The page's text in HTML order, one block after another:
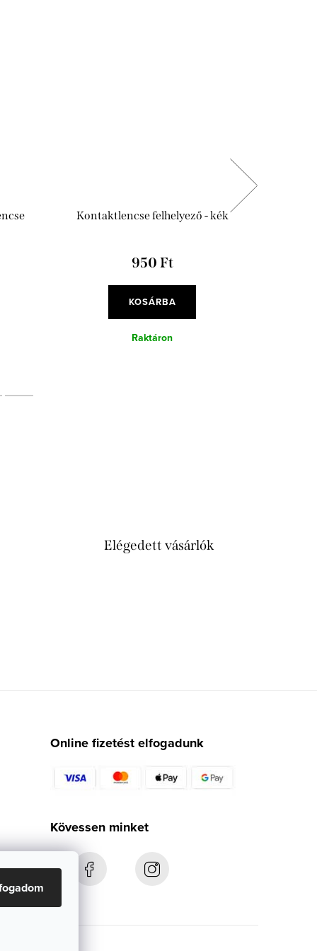
Kontaktlencse felhelyező - kék
950 Ft
KOSÁRBA
Raktáron
Elégedett vásárlók
Online fizetést elfogadunk
Kövessen minket